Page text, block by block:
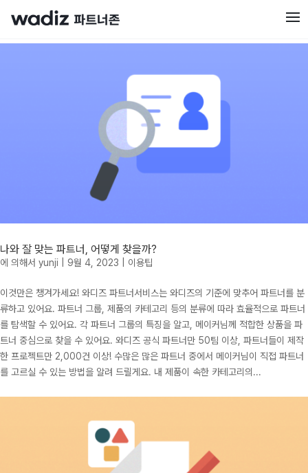
나와 잘 맞는 파트너, 어떻게 찾을까?
에 의해서 yunji 9월 4, 2023 이용팁
이것만은 챙겨가세요! 와디즈 파트너서비스는 와디즈의 기준에 맞추어 파트너를 분
류하고 있어요. 파트너 그룹, 제품의 카테고리 등의 분류에 따라 효율적으로 파트너
를 탐색할 수 있어요. 각 파트너 그룹의 특징을 알고, 메이커님께 적합한 상품을 파
트너 중심으로 찾을 수 있어요. 와디즈 공식 파트너만 50팀 이상, 파트너들이 제작
한 프로젝트만 2,000건 이상! 수많은 많은 파트너 중에서 메이커님이 직접 파트너
를 고르실 수 있는 방법을 알려 드릴게요. 내 제품이 속한 카테고리의...